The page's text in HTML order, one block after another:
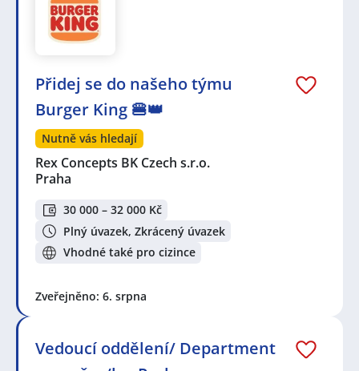
Přidej se do našeho týmu
Burger King 🍔👑
Nutně vás hledají
Rex Concepts BK Czech s.r.o.
Praha
30 000 – 32 000 Kč
Plný úvazek, Zkrácený úvazek
Vhodné také pro cizince
Zveřejněno: 6. srpna
Vedoucí oddělení/ Department